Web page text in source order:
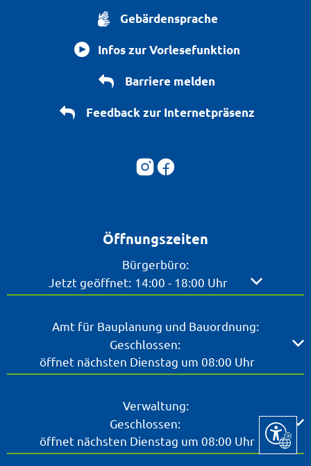
Gebärdensprache
Infos zur Vorlesefunktion
Barriere melden
Feedback zur Internetpräsenz
Öffnungszeiten
Bürgerbüro:
Klicken, um weitere Öffnungs- oder
Jetzt geöffnet: 14:00 - 18:00 Uhr Von 14:00
Amt für Bauplanung und Bauordnung:
Klicken, um weitere Öffnungs- oder Schließzeiten
Geschlossen:
öffnet nächsten Dienstag um 08:00 Uhr
Verwaltung:
Klicken, um weitere Öffnungs- oder Schließzeiten
Geschlossen:
öffnet nächsten Dienstag um 08:00 Uhr
Seite